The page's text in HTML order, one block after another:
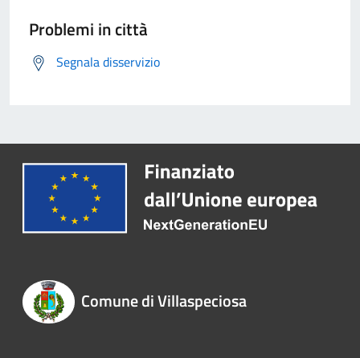
Problemi in città
Segnala disservizio
Comune di Villaspeciosa